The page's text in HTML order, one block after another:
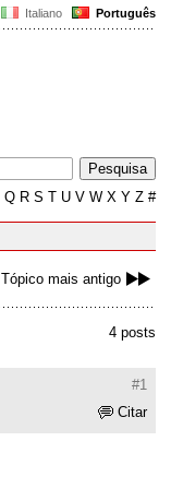
Italiano Português
Q R S T U V W X Y Z #
Tópico mais antigo
4 posts
#1
Citar